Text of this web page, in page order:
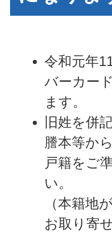
令和元年
バーカー
ます。
旧姓を併
謄本等か
戸籍をご
い。
（本籍地
お取り寄